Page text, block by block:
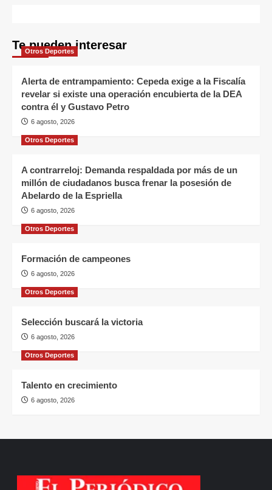
Te pueden interesar
Otros Deportes
Alerta de entrampamiento: Cepeda exige a la Fiscalía
revelar si existe una operación encubierta de la DEA
contra él y Gustavo Petro
6 agosto, 2026
Otros Deportes
A contrarreloj: Demanda respaldada por más de un
millón de ciudadanos busca frenar la posesión de
Abelardo de la Espriella
6 agosto, 2026
Otros Deportes
Formación de campeones
6 agosto, 2026
Otros Deportes
Selección buscará la victoria
6 agosto, 2026
Otros Deportes
Talento en crecimiento
6 agosto, 2026